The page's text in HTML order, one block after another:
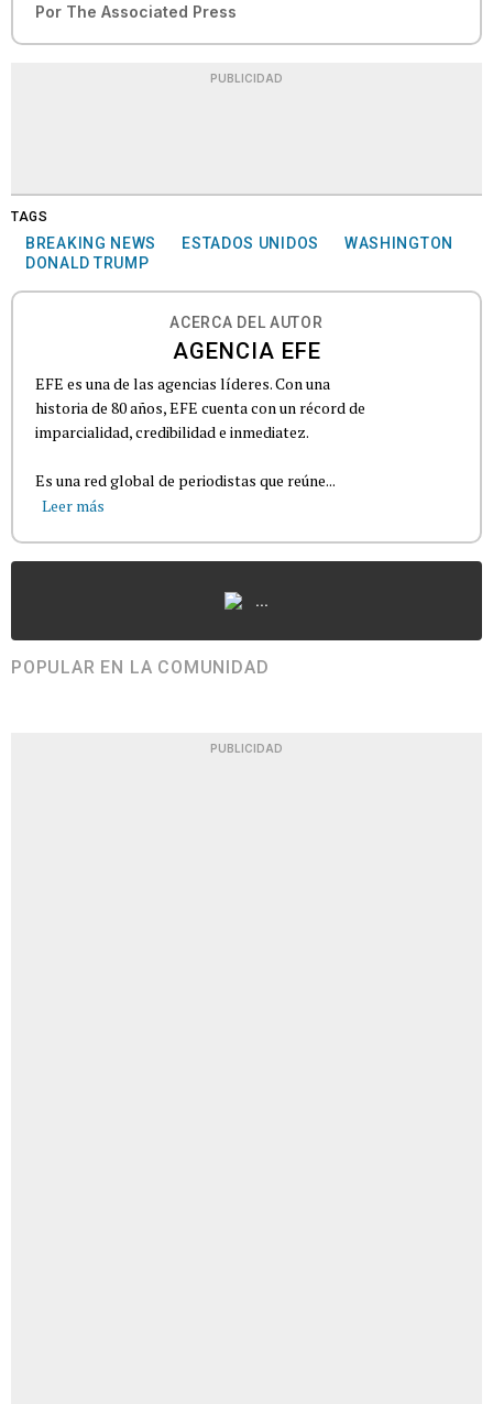
Por The Associated Press
PUBLICIDAD
TAGS
BREAKING NEWS ESTADOS UNIDOS
WASHINGTON
DONALD TRUMP
ACERCA DEL AUTOR
AGENCIA EFE
EFE es una de las agencias líderes. Con una
historia de 80 años, EFE cuenta con un récord de
imparcialidad, credibilidad e inmediatez.
Es una red global de periodistas que reúne...
Leer más
...
POPULAR EN LA COMUNIDAD
PUBLICIDAD